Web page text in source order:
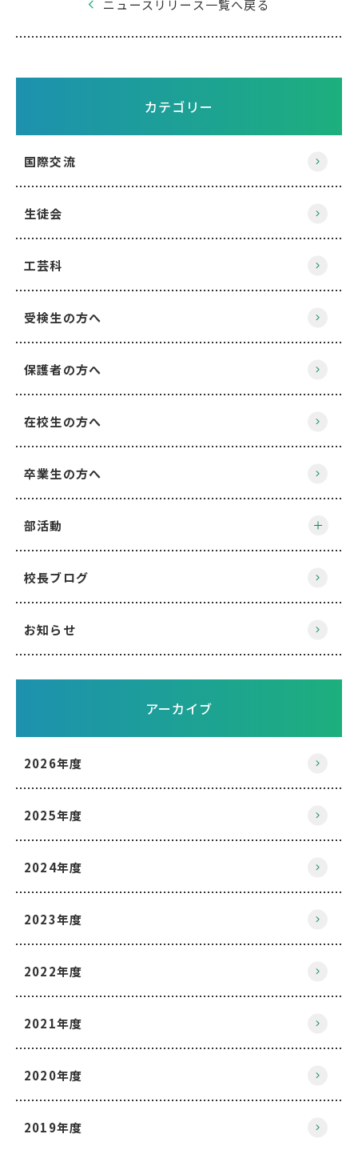
ニュースリリース一覧へ戻る
カテゴリー
国際交流
生徒会
工芸科
受検生の方へ
保護者の方へ
在校生の方へ
卒業生の方へ
部活動
校長ブログ
お知らせ
アーカイブ
2026年度
2025年度
2024年度
2023年度
2022年度
2021年度
2020年度
2019年度